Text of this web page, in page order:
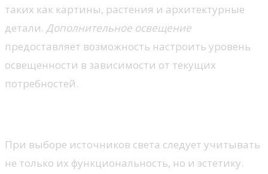
таких как картины, растения и архитектурные
детали. Дополнительное освещение
предоставляет возможность настроить уровень
освещенности в зависимости от текущих
потребностей.
При выборе источников света следует учитывать
не только их функциональность, но и эстетику.